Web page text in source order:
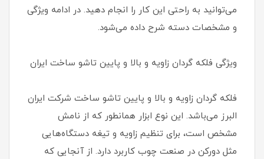
می‌توانید به راحتی این کار را انجام دهید. در ادامه ویژگی
و مشخصات دسته شرح داده می‌شود.
ویژگی فلکه گردان زاویه و بالا و پایین تاشو ساخت ایران
فلکه گردان زاویه و بالا و پایین تاشو ساخت شرکت ایران
البرز می‌باشد. این نوع ابزار همانطور که از نامش
مشخص است، برای تنظیم زاویه و تیغه دستگاه‌هایی
مثل دورکن در صنعت چوب کاربرد دارد. از آنجایی که